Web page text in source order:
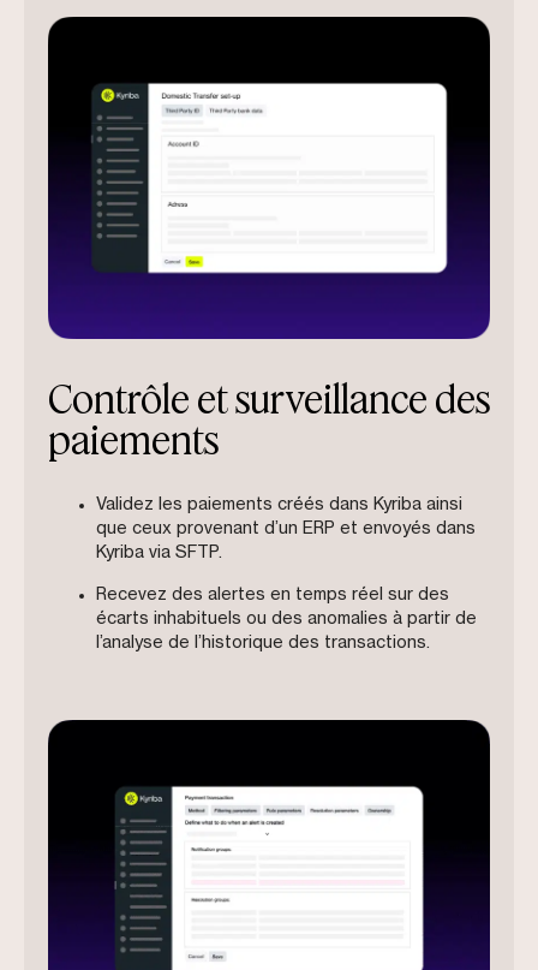
Contrôle et surveillance des
paiements
Validez les paiements créés dans Kyriba ainsi
que ceux provenant d’un ERP et envoyés dans
Kyriba via SFTP.
Recevez des alertes en temps réel sur des
écarts inhabituels ou des anomalies à partir de
l’analyse de l’historique des transactions.